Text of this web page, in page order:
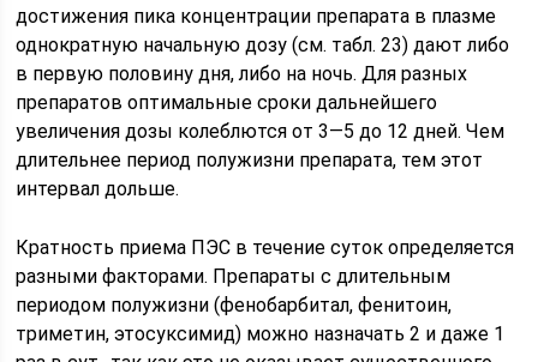
достижения пика концентрации препарата в плазме
однократную начальную дозу (см. табл. 23) дают либо
в первую половину дня, либо на ночь. Для разных
препаратов оптимальные сроки дальнейшего
увеличения дозы колеблются от 3—5 до 12 дней. Чем
длительнее период полужизни препарата, тем этот
интервал дольше.
Кратность приема ПЭС в течение суток определяется
разными факторами. Препараты с длительным
периодом полужизни (фенобарбитал, фенитоин,
триметин, этосуксимид) можно назначать 2 и даже 1